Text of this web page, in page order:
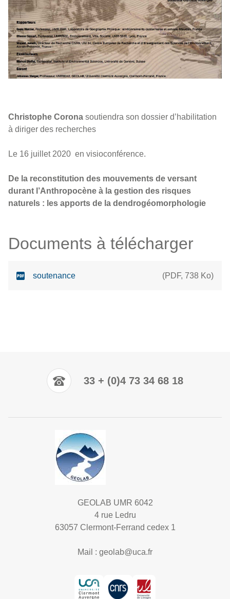
Christophe Corona soutiendra son dossier d’habilitation
à diriger des recherches
Le 16 juillet 2020 en visioconférence.
De la reconstitution des mouvements de versant
durant l’Anthropocène à la gestion des risques
naturels : les apports de la dendrogéomorphologie
Documents à télécharger
soutenance (PDF, 738 Ko)
33 + (0)4 73 34 68 18
GEOLAB UMR 6042
4 rue Ledru
63057 Clermont-Ferrand cedex 1
Mail : geolab@uca.fr